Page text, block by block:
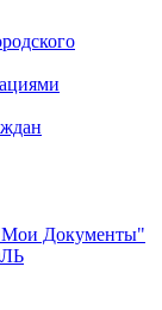
Документы"